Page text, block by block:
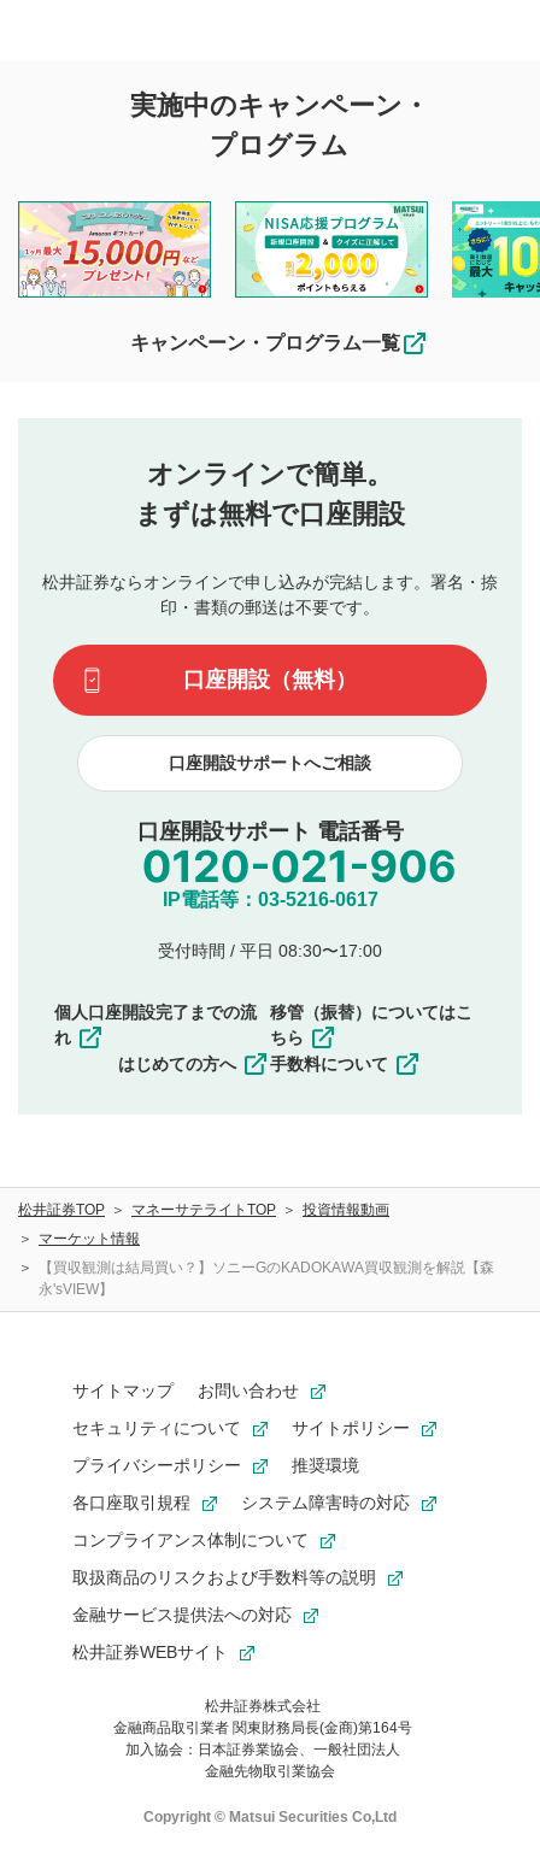
投稿するボタン
星で評価をすると投稿できます。（お名前とコメント
3
動画の評価
です）
投稿に関する注意
を目的として、各動画コンテンツに、評価およびコメントの
投稿ができます。利用者は以下の注意事項をご理解のうえ、
閲覧および投稿を行うものとしてください。
他の利用者が動画を視聴される際の参考になるコメントをお
待ちしております。
なお、投稿をもって、本注意事項に同意されたものとみなし
行ってください。
当社は、利用者同士、もしくは利用者と第三者間のトラ
ブルによって生じた損害に対して一切の責任を負いませ
評価およびコメントは当社にて審査のうえ、掲載となり
ます。掲載されるまでに日数がかかる場合や掲載されない
てはお答えできません。各動画コンテンツへの掲載をもっ
て結果のご連絡といたします。ご了承ください。
下記の項目に該当すると判断された投稿内容は、掲載を
見合わせる場合がございます。
本動画コンテンツとは無関係の内容の投稿
他者への誹謗中傷や差別的表現投稿
公序良俗に反する内容の投稿
氏名、住所、電話番号など個人を特定できる情報の
他のサイトへの誘導や営利目的、広告・宣伝を目
他者の権利（商標、著作権、その他の知的財産
その他当社が不適切と判断した投稿
一度投稿した評価およびコメントの変更・削除はできま
に関する著作者人格権を行使しないことに同意します。利
用者が投稿したコメントは、当社サービスの広告・宣伝、
利用促進の目的で、印刷物・WEBサイト・SNS等に掲載す
ることがあります。
実施中のキャンペーン・
プログラム
キャンペーン・プログラム一覧
オンラインで簡単。
まずは無料で口座開設
松井証券ならオンラインで申し込みが完結します。署名・捺
印・書類の郵送は不要です。
口座開設（無料）
口座開設サポートへご相談
口座開設サポート 電話番号
IP電話等：03-5216-0617
受付時間 / 平日 08:30〜17:00
個人口座開設完了までの流
れ
はじめての方へ
移管（振替）についてはこ
ちら
手数料について
松井証券TOP マネーサテライトTOP
投資情報動画
マーケット情報
【買収観測は結局買い？】ソニーGのKADOKAWA買収観測を解説【森
永'sVIEW】
サイトマップ
お問い合わせ
セキュリティについて
サイトポリシー
プライバシーポリシー
推奨環境
各口座取引規程
システム障害時の対応
コンプライアンス体制について
取扱商品のリスクおよび手数料等の説明
金融サービス提供法への対応
松井証券WEBサイト
松井証券株式会社
金融商品取引業者 関東財務局長(金商)第164号
加入協会：日本証券業協会、一般社団法人
金融先物取引業協会
Copyright © Matsui Securities Co,Ltd
お気に入り機能は松井証券の会員限定の機能です。
お気に入り登録いただくと、後からいつでもお気に入りのコンテ
ンツを一覧でご確認いただけます。
ご利用いただくには口座開設が必要です。